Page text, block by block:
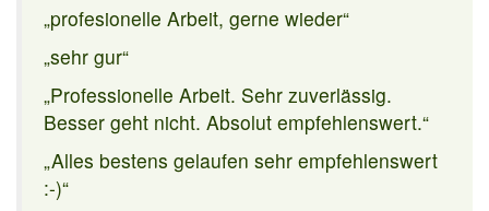
„profesionelle Arbeit, gerne wieder“
„sehr gur“
„Professionelle Arbeit. Sehr zuverlässig.
Besser geht nicht. Absolut empfehlenswert.“
„Alles bestens gelaufen sehr empfehlenswert
:-)“